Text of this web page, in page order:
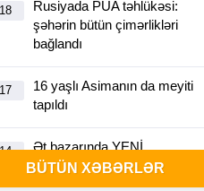
Rusiyada PUA təhlükəsi:
şəhərin bütün çimərlikləri
bağlandı
16 yaşlı Asimanın da meyiti
tapıldı
Ət bazarında YENİ
BAHALAŞMA –Dana və quzu
əti niyə bahalaşır?
BÜTÜN XƏBƏRLƏR